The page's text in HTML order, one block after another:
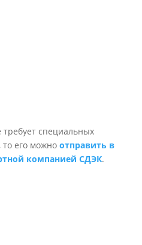
специальных
его можно отправить в
компанией СДЭК.